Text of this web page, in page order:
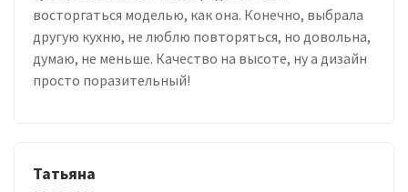
восторгаться моделью, как она. Конечно, выбрала
другую кухню, не люблю повторяться, но довольна,
думаю, не меньше. Качество на высоте, ну а дизайн
просто поразительный!
Татьяна